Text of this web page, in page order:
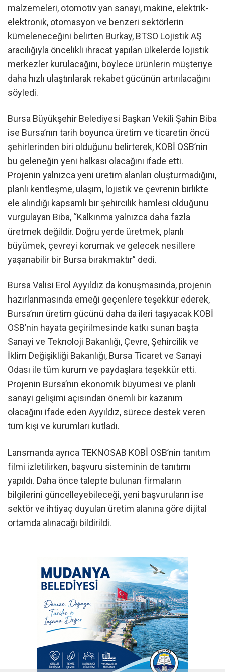
malzemeleri, otomotiv yan sanayi, makine, elektrik-
elektronik, otomasyon ve benzeri sektörlerin
kümeleneceğini belirten Burkay, BTSO Lojistik AŞ
aracılığıyla öncelikli ihracat yapılan ülkelerde lojistik
merkezler kurulacağını, böylece ürünlerin müşteriye
daha hızlı ulaştırılarak rekabet gücünün artırılacağını
söyledi.
Bursa Büyükşehir Belediyesi Başkan Vekili Şahin Biba
ise Bursa’nın tarih boyunca üretim ve ticaretin öncü
şehirlerinden biri olduğunu belirterek, KOBİ OSB’nin
bu geleneğin yeni halkası olacağını ifade etti.
Projenin yalnızca yeni üretim alanları oluşturmadığını,
planlı kentleşme, ulaşım, lojistik ve çevrenin birlikte
ele alındığı kapsamlı bir şehircilik hamlesi olduğunu
vurgulayan Biba, “Kalkınma yalnızca daha fazla
üretmek değildir. Doğru yerde üretmek, planlı
büyümek, çevreyi korumak ve gelecek nesillere
yaşanabilir bir Bursa bırakmaktır” dedi.
Bursa Valisi Erol Ayyıldız da konuşmasında, projenin
hazırlanmasında emeği geçenlere teşekkür ederek,
Bursa’nın üretim gücünü daha da ileri taşıyacak KOBİ
OSB’nin hayata geçirilmesinde katkı sunan başta
Sanayi ve Teknoloji Bakanlığı, Çevre, Şehircilik ve
İklim Değişikliği Bakanlığı, Bursa Ticaret ve Sanayi
Odası ile tüm kurum ve paydaşlara teşekkür etti.
Projenin Bursa’nın ekonomik büyümesi ve planlı
sanayi gelişimi açısından önemli bir kazanım
olacağını ifade eden Ayyıldız, sürece destek veren
tüm kişi ve kurumları kutladı.
Lansmanda ayrıca TEKNOSAB KOBİ OSB’nin tanıtım
filmi izletilirken, başvuru sisteminin de tanıtımı
yapıldı. Daha önce talepte bulunan firmaların
bilgilerini güncelleyebileceği, yeni başvuruların ise
sektör ve ihtiyaç duyulan üretim alanına göre dijital
ortamda alınacağı bildirildi.